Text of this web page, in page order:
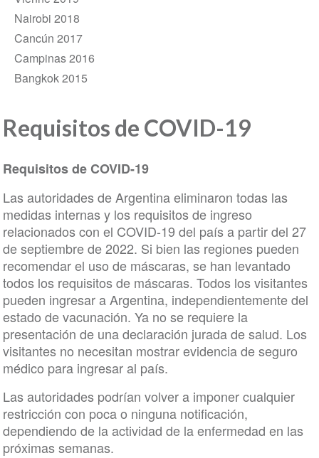
Requisitos de COVID-19
Requisitos de COVID-19
Las autoridades de Argentina eliminaron todas las
medidas internas y los requisitos de ingreso
relacionados con el COVID-19 del país a partir del 27
de septiembre de 2022. Si bien las regiones pueden
recomendar el uso de máscaras, se han levantado
todos los requisitos de máscaras. Todos los visitantes
pueden ingresar a Argentina, independientemente del
estado de vacunación. Ya no se requiere la
presentación de una declaración jurada de salud. Los
visitantes no necesitan mostrar evidencia de seguro
médico para ingresar al país.
Las autoridades podrían volver a imponer cualquier
restricción con poca o ninguna notificación,
dependiendo de la actividad de la enfermedad en las
próximas semanas.
Nairobi 2018
Cancún 2017
Campinas 2016
Bangkok 2015